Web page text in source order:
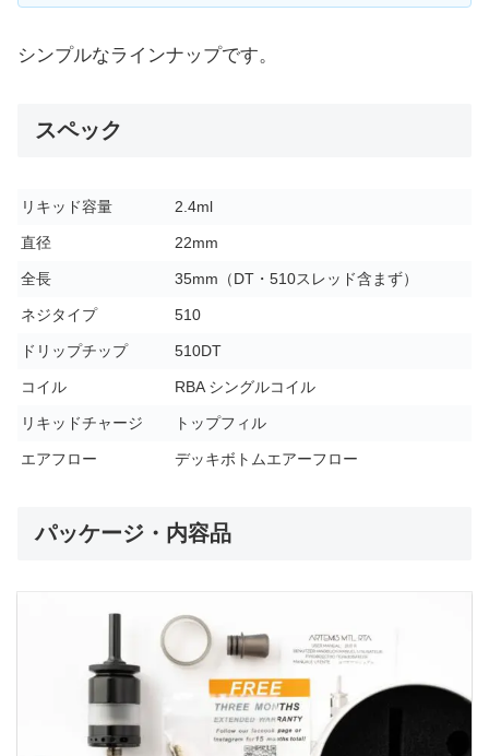
シンプルなラインナップです。
スペック
リキッド容量 2.4ml
直径 22mm
全長 35mm（DT・510スレッド含まず）
ネジタイプ 510
ドリップチップ 510DT
コイル RBA シングルコイル
リキッドチャージ トップフィル
エアフロー デッキボトムエアーフロー
パッケージ・内容品